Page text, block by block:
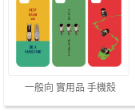
一般向 實用品 手機殼